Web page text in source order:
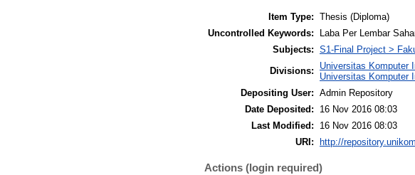
Item Type: Thesis (Diploma)
Uncontrolled Keywords:
Laba Per Lembar
Subjects: S1-Final Project >
Divisions:
Universitas Komputer
Universitas Komputer
Depositing User: Admin Repository
Date Deposited:
16 Nov 2016 08:03
Last Modified:
16 Nov 2016 08:03
URI:
http://
Actions (login required)